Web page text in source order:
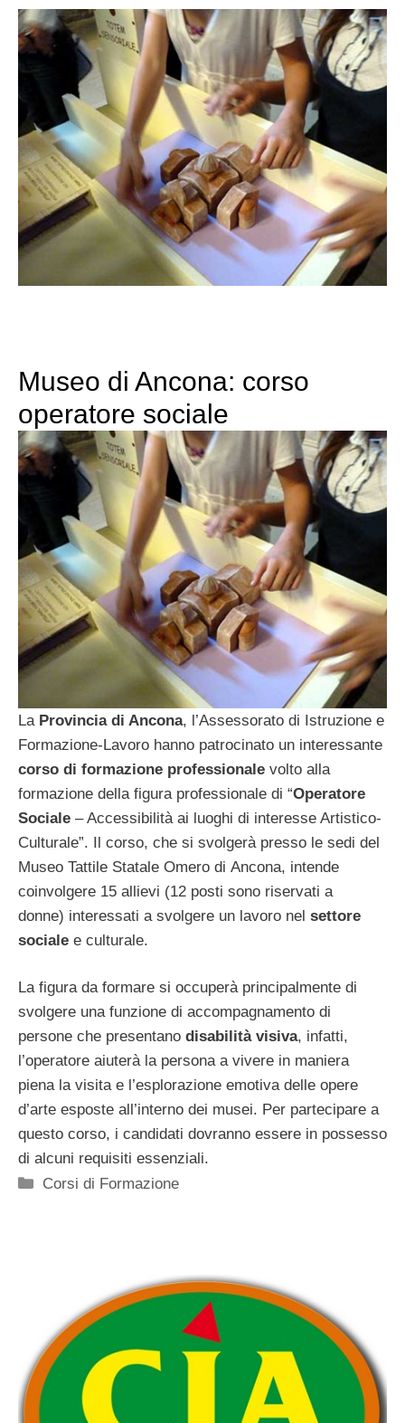
Museo di Ancona: corso
operatore sociale
La Provincia di Ancona, l’Assessorato di Istruzione e
Formazione-Lavoro hanno patrocinato un interessante
corso di formazione professionale volto alla
formazione della figura professionale di “Operatore
Sociale – Accessibilità ai luoghi di interesse Artistico-
Culturale”. Il corso, che si svolgerà presso le sedi del
Museo Tattile Statale Omero di Ancona, intende
coinvolgere 15 allievi (12 posti sono riservati a
donne) interessati a svolgere un lavoro nel settore
sociale e culturale.
La figura da formare si occuperà principalmente di
svolgere una funzione di accompagnamento di
persone che presentano disabilità visiva, infatti,
l’operatore aiuterà la persona a vivere in maniera
piena la visita e l’esplorazione emotiva delle opere
d’arte esposte all’interno dei musei. Per partecipare a
questo corso, i candidati dovranno essere in possesso
di alcuni requisiti essenziali.
Categorie
Corsi di Formazione